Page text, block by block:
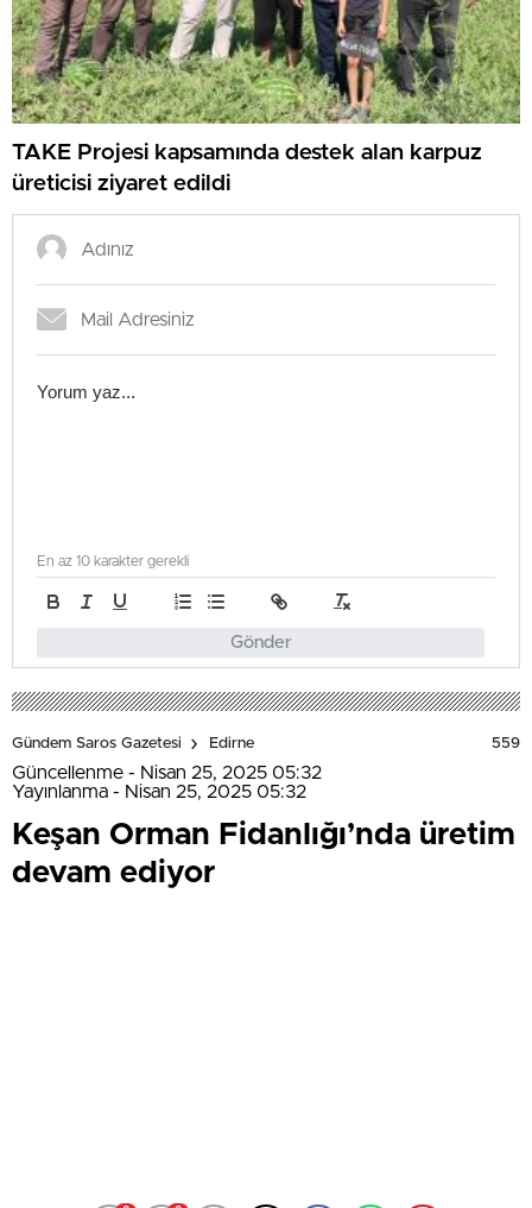
TAKE Projesi kapsamında destek alan karpuz
üreticisi ziyaret edildi
Gönder
En az 10 karakter gerekli
Gündem Saros Gazetesi Edirne 559
Güncellenme - Nisan 25, 2025 05:32
Yayınlanma - Nisan 25, 2025 05:32
Keşan Orman Fidanlığı’nda üretim
devam ediyor